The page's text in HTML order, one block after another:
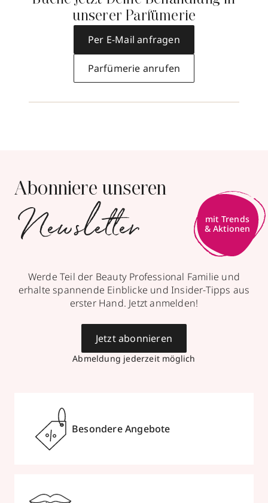
unserer Parfümerie
Per E-Mail anfragen
Parfümerie anrufen
Abonniere unseren
Newsletter
mit Trends
& Aktionen
Werde Teil der Beauty Professional Familie und
erhalte spannende Einblicke und Insider-Tipps aus
erster Hand. Jetzt anmelden!
Abmeldung jederzeit möglich
Jetzt abonnieren
Besondere Angebote